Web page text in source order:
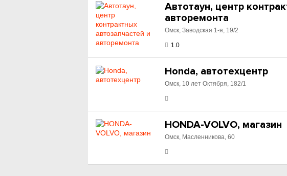
Автотаун, центр
авторемонта
Омск, Заводская 1-я, 19/2
1.0
Honda, автотехцентр
Омск, 10 лет Октября, 182/1
HONDA-VOLVO, магазин
Омск, Масленникова, 60